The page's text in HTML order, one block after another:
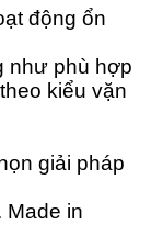
động ổn
như phù hợp
kiểu vặn
giải pháp
Made in